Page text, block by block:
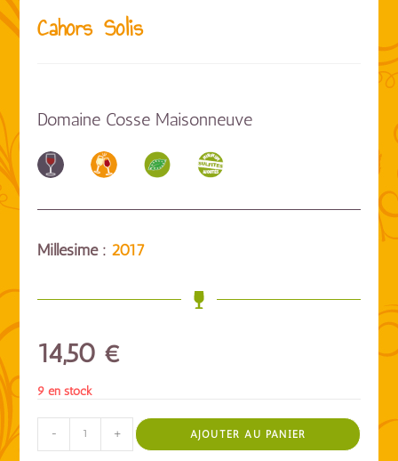
Cahors Solis
Domaine Cosse Maisonneuve
Millésime : 2017
14,50 €
9 en stock
- + AJOUTER AU PANIER